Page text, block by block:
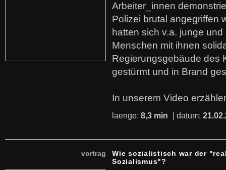
Arbeiter_innen
Polizei brutal angegriffen
hatten sich v.a. junge
Menschen mit ihnen
Regierungsgebäude des
gestürmt und in Brand
In unserem Video
laenge: 8,3 min | datum:
vortrag
Wie sozialistisch war der
Sozialismus"?